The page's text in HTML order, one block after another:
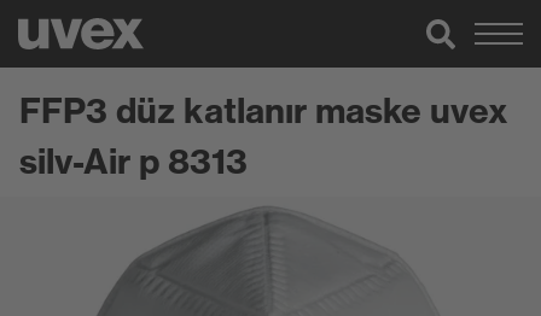
FFP3 düz katlanır maske uvex
silv-Air p 8313